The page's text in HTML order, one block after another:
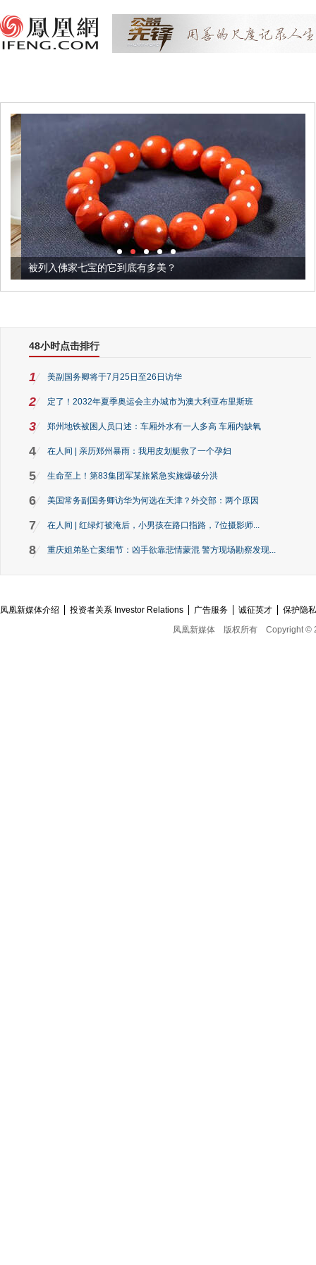
被列入佛家七宝的它到底有多美？
48小时点击排行
1 美副国务卿将于7月25日至26日访华
2 定了！2032年夏季奥运会主办城市为澳大利亚布里斯班
3 郑州地铁被困人员口述：车厢外水有一人多高 车厢内缺氧
4 在人间 | 亲历郑州暴雨：我用皮划艇救了一个孕妇
5 生命至上！第83集团军某旅紧急实施爆破分洪
6 美国常务副国务卿访华为何选在天津？外交部：两个原因
7 在人间 | 红绿灯被淹后，小男孩在路口指路，7位摄影师...
8 重庆姐弟坠亡案细节：凶手欲靠悲情蒙混 警方现场勘察发现...
凤凰新媒体介绍 投资者关系 Investor Relations 广告服务 诚征英才
保护隐
凤凰新媒体
版权所有 Copyright ©